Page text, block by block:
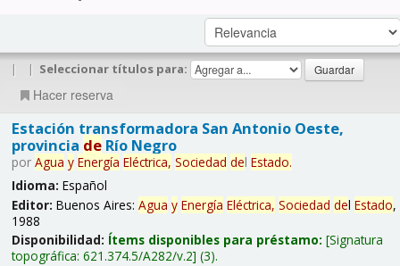
| | Seleccionar títulos para:
Hacer reserva
Estación transformadora San Antonio Oeste,
provincia deRío Negro
por Agua y Energía Eléctrica, Sociedad del Estado.
Idioma: Español
Editor: Buenos Aires: Agua y Energía Eléctrica, Sociedad del Estado,
1988
Disponibilidad: Ítems disponibles para préstamo: Signatura
topográfica: 621.374.5/A282/v.2 (3).